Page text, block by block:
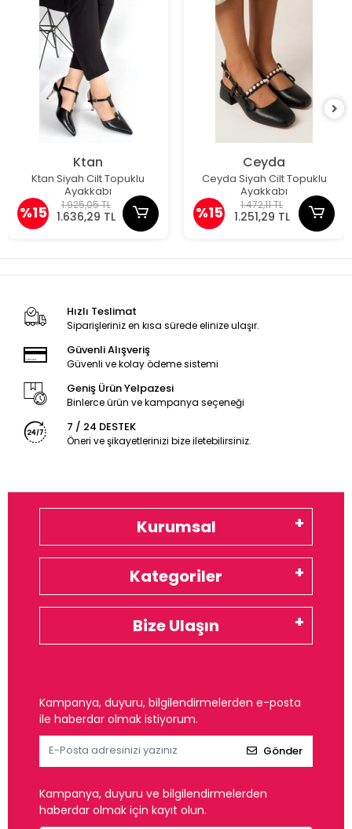
Ktan
Ktan Siyah Cilt Topuklu
Ayakkabı
%15 1.925,05 TL
1.636,29 TL
Ceyda
Ceyda Siyah Cilt Topuklu
Ayakkabı
%15 1.472,11 TL
1.251,29 TL
Hızlı Teslimat
Siparişleriniz en kısa sürede elinize ulaşır.
Güvenli Alışveriş
Güvenli ve kolay ödeme sistemi
Geniş Ürün Yelpazesi
Binlerce ürün ve kampanya seçeneği
7 / 24 DESTEK
Öneri ve şikayetlerinizi bize iletebilirsiniz.
Kurumsal
Kategoriler
Bize Ulaşın
Kampanya, duyuru, bilgilendirmelerden e-posta
ile haberdar olmak istiyorum.
Gönder
Kampanya, duyuru ve bilgilendirmelerden
haberdar olmak için kayıt olun.